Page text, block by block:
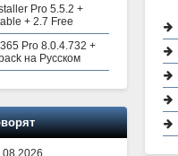
Pro 5.5.2 +
+ 2.7 Free
Pro 8.0.4.732 +
на Русском